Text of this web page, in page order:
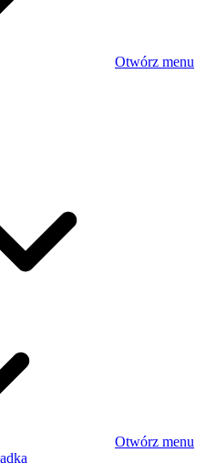
Otwórz menu
Otwórz menu